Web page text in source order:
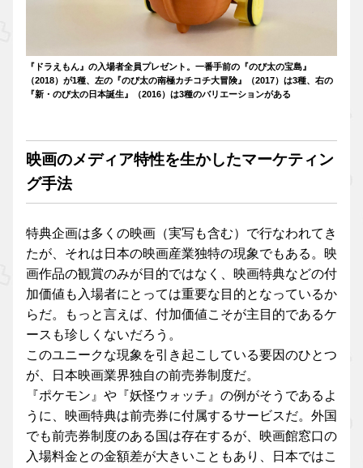
『ドラえもん』の入場者全員プレゼント。一番手前の『のび太の宝島』
（2018）が1種、左の『のび太の南極カチコチ大冒険』（2017）は3種、右の
『新・のび太の日本誕生』（2016）は3種のバリエーションがある
映画のメディア特性を生かしたマーケティン
グ手法
特典企画は多くの映画（実写も含む）で行なわれてき
たが、それは日本の映画産業独特の現象でもある。映
画作品の観賞のみが目的ではなく、映画特典などの付
加価値も入場者にとっては重要な目的となっているか
らだ。もっと言えば、付加価値こそが主目的であるケ
ースも珍しくないだろう。
このユニークな現象を引き起こしている要因のひとつ
が、日本映画業界独自の前売券制度だ。
『ポケモン』や『妖怪ウォッチ』の例がそうであるよ
うに、映画特典は前売券に付属するサービスだ。外国
でも前売券制度のある国は存在するが、映画館窓口の
入場料金との金額差が大きいこともあり、日本ではこ